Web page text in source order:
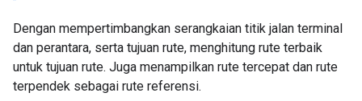
Dengan mempertimbangkan serangkaian titik jalan terminal
dan perantara, serta tujuan rute, menghitung rute terbaik
untuk tujuan rute. Juga menampilkan rute tercepat dan rute
terpendek sebagai rute referensi.